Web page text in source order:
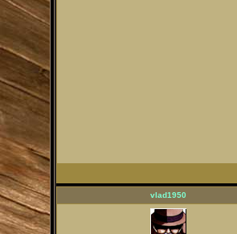
vlad1950